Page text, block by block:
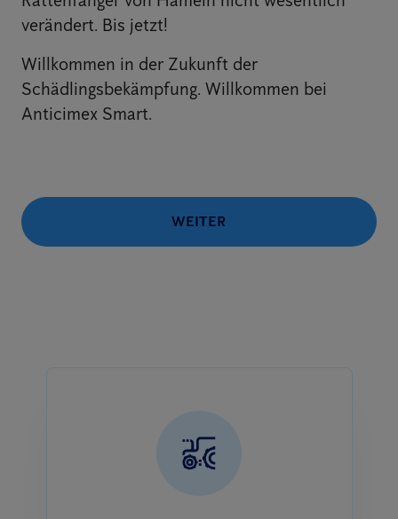
verändert. Bis jetzt!
Willkommen in der Zukunft der
Schädlingsbekämpfung. Willkommen bei
Anticimex Smart.
WEITER